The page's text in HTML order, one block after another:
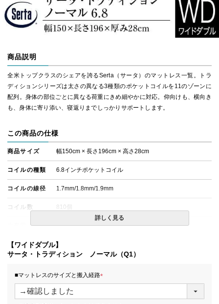
商品説明
全米トップクラスのシェアを誇るSerta（サータ）のマットレス一覧。トラ
ディションシリーズは太さの異なる3種類のポケットコイルを11のゾーンに
配列。身体の部位ごとに異なる荷重にきめ細やかに対応。仰向けも、横向き
も、身体に寄り添い、寝返りまでしっかりサポートします。
この商品の仕様
商品サイズ 幅150cm × 長さ196cm × 高さ28cm
コイルの種類 6.8インチポケットコイル
コイルの線径 1.7mm/1.8mm/1.9mm
コイル数 810個
日本
備考
・配達日指定ＯＫ！
※一部地域にて配達日指定が出来ない場合がございます。
場合があります。
※できる限り実際の色を再現するよう心がけております
が、閲覧環境により誤差がでる場合がございますのでご了
詳しく見る
【ワイドダブル】
サータ・トラディション ノーマル（Q1）
■マットレスのサイズと搬入経路
(